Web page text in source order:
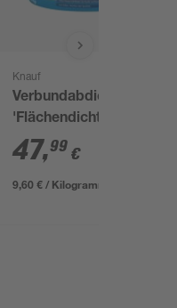
Knauf
Verbundabdichtung
'Flächendicht' 5 kg
47,99 €
9,60 € / Kilogramm